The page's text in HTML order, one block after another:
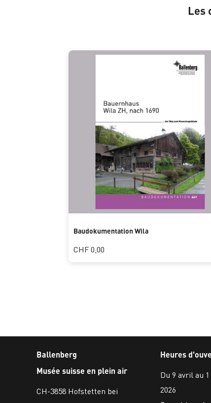
Les
Baudokumentation Wila
CHF 0,00
Ballenberg
Musée suisse en plein air
CH-3858 Hofstetten bei
Heures
Du 9 avril au
2026